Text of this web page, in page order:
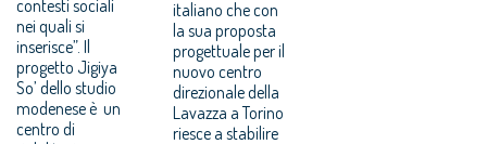
contesti sociali
nei quali si
inserisce”. Il
progetto Jigiya
So’ dello studio
modenese è un
centro di
italiano che con
la sua proposta
progettuale per il
nuovo centro
direzionale della
Lavazza a Torino
riesce a stabilire